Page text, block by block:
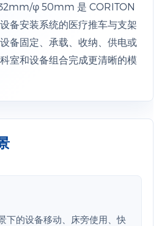
φ 50mm 是 CORITON
备安装系统的医疗推车与支架
备固定、承载、收纳、供电或
室和设备组合完成更清晰的模
下的设备移动、床旁使用、快